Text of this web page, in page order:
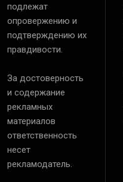
подлежат
опровержению и
подтверждению их
правдивости.
За достоверность
и содержание
рекламных
материалов
ответственность
несет
рекламодатель.